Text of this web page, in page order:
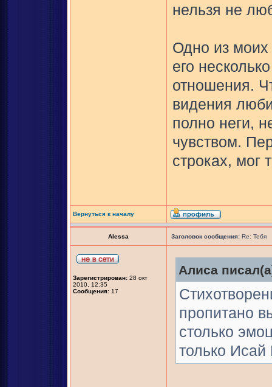
нельзя не
Одно из
его
отношения.
видения
полно неги,
чувством.
строках, мог
Вернуться к началу
Alessa Заголовок сообщения: Re: Тебя
Зарегистрирован: 28 окт
2010, 12:35
Сообщения: 17
Алиса
пропитано
столько
только